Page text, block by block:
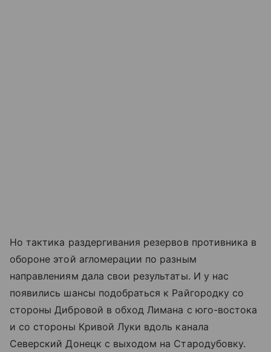
Но тактика раздергивания резервов противника в
обороне этой агломерации по разным
направлениям дала свои результаты. И у нас
появились шансы подобраться к Райгородку со
стороны Дибровой в обход Лимана с юго-востока
и со стороны Кривой Луки вдоль канала
Северский Донецк с выходом на Стародубовку.